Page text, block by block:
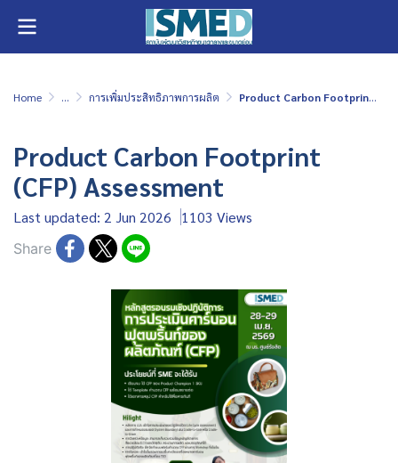
Home ... การเพิ่มประสิทธิภาพการผลิต Product Carbon Footprint (CFP) Assessment
Product Carbon Footprint
(CFP) Assessment
Last updated: 2 Jun 2026 1103 Views
Share